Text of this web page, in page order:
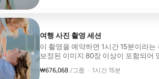
여행 사진 촬영 세션
이 촬영을 예약하면 1시간 15분이라
보정된 이미지 80장 이상이 포함되어
및 가족과 공유할 수 있습니다. 이 사진
₩676,068 /그룹
그룹당 ₩676,068
, · 1시간 15분